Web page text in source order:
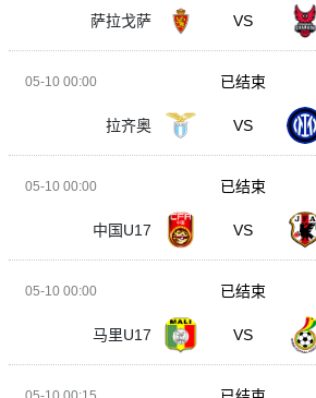
萨拉戈萨 VS
05-10 00:00
拉齐奥 VS
已结束
05-10 00:00
中国U17 VS
已结束
05-10 00:00
马里U17 VS
已结束